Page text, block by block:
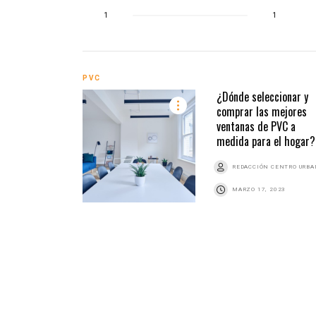
1 1
PVC
¿Dónde seleccionar y
comprar las mejores
ventanas de PVC a
medida para el hogar?
REDACCIÓN CENTRO
MARZO 17, 2023